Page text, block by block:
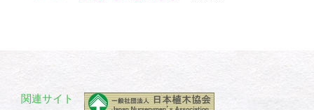
関連サイト